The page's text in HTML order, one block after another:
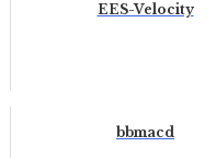
EES-Velocity
bbmacd